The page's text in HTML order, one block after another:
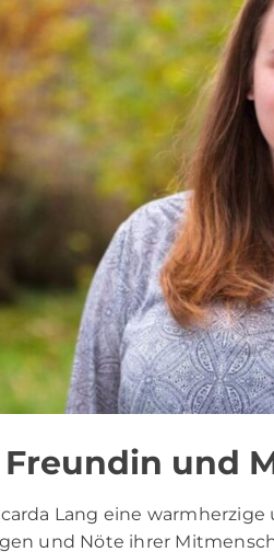
Freundin und
Lang eine
und Nöte ihrer